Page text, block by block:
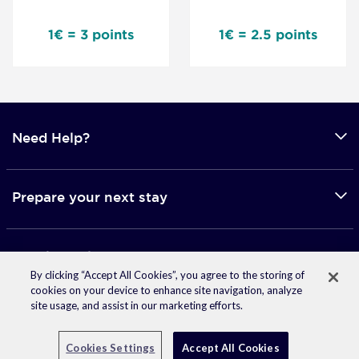
1€ = 3 points 1€ = 2.5 points
Need Help?
Prepare your next stay
Mobile applications
© 2026 Accor -Terms of use -Privacy Policy
Facebook
Twitter
Linkedin
Instagram
Pinterest
Youtube
By clicking “Accept All Cookies”, you agree to the storing of
cookies on your device to enhance site navigation, analyze
site usage, and assist in our marketing efforts.
Cookies Settings Accept All Cookies